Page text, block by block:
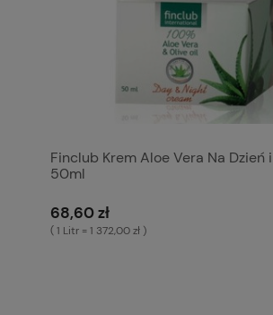
Finclub Krem Aloe Vera Na Dzień
50ml
68,60 zł
( 1 Litr = 1 372,00 zł )